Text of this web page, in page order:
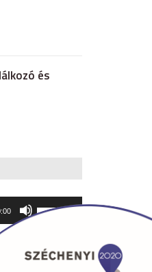
és
hangerő
csökkentéséhez